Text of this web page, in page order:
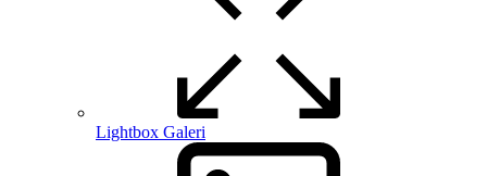
Lightbox Galeri